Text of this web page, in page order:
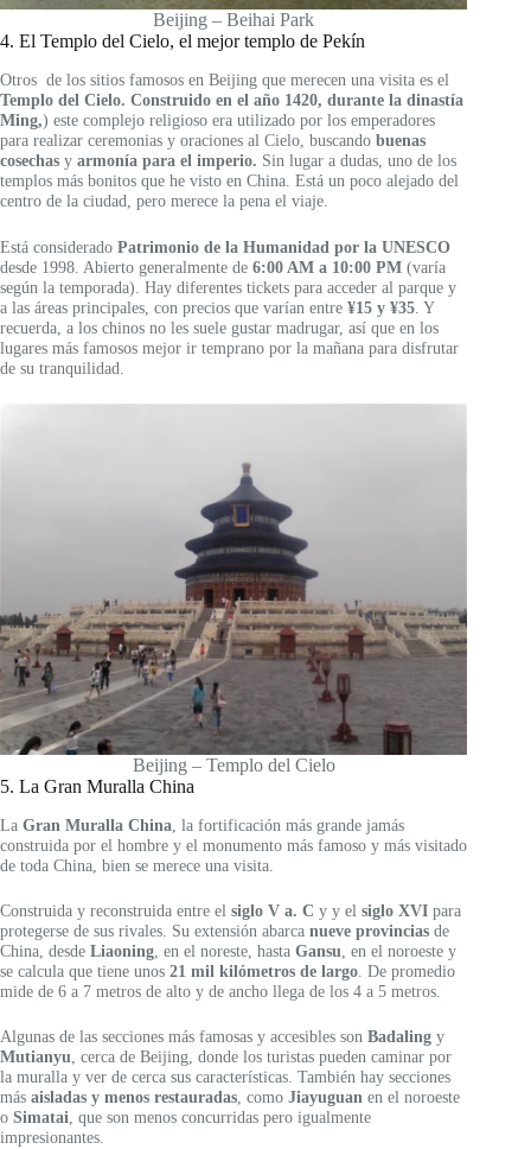
Beijing – Beihai Park
4. El Templo del Cielo, el mejor templo de Pekín
Otros de los sitios famosos en Beijing que merecen una visita es el
Templo del Cielo. Construido en el año 1420, durante la dinastía
Ming,) este complejo religioso era utilizado por los emperadores
para realizar ceremonias y oraciones al Cielo, buscando buenas
cosechas y armonía para el imperio. Sin lugar a dudas, uno de los
templos más bonitos que he visto en China. Está un poco alejado del
centro de la ciudad, pero merece la pena el viaje.
Está considerado Patrimonio de la Humanidad por la UNESCO
desde 1998. Abierto generalmente de 6:00 AM a 10:00 PM (varía
según la temporada). Hay diferentes tickets para acceder al parque y
a las áreas principales, con precios que varían entre ¥15 y ¥35 . Y
recuerda, a los chinos no les suele gustar madrugar, así que en los
lugares más famosos mejor ir temprano por la mañana para disfrutar
de su tranquilidad.
Beijing – Templo del Cielo
5. La Gran Muralla China
La Gran Muralla China , la fortificación más grande jamás
construida por el hombre y el monumento más famoso y más visitado
de toda China, bien se merece una visita.
Construida y reconstruida entre el siglo V a. C y y el siglo XVI para
protegerse de sus rivales. Su extensión abarca nueve provincias de
China, desde Liaoning , en el noreste, hasta Gansu , en el noroeste y
se calcula que tiene unos 21 mil kilómetros de largo . De promedio
mide de 6 a 7 metros de alto y de ancho llega de los 4 a 5 metros.
Algunas de las secciones más famosas y accesibles son Badaling y
Mutianyu, cerca de Beijing, donde los turistas pueden caminar por
la muralla y ver de cerca sus características. También hay secciones
más aisladas y menos restauradas, como Jiayuguan en el noroeste
o Simatai, que son menos concurridas pero igualmente
impresionantes.